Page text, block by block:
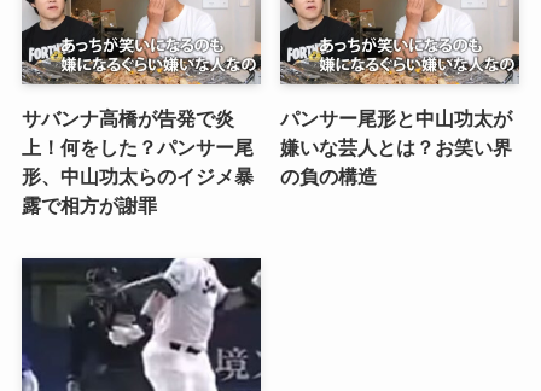
サバンナ高橋が告発で炎
上！何をした？パンサー尾
形、中山功太らのイジメ暴
露で相方が謝罪
パンサー尾形と中山功太が
嫌いな芸人とは？お笑い界
の負の構造